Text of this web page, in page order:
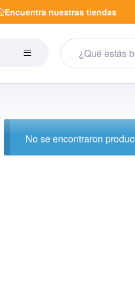
Encuentra nuestras tiendas
No se encontraron